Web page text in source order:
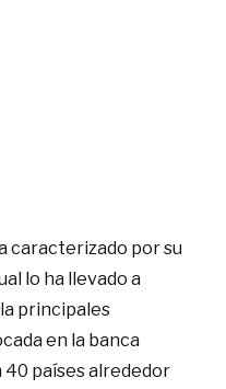
caracterizado por su
lo ha llevado a
principales
en la banca
40 países alrededor